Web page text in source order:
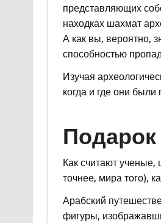
представляющих
находках шахмат
А как вы, вероятно,
способностью
Изучая
когда и где они были
Как считают
точнее, мира того),
Арабский
фигуры,